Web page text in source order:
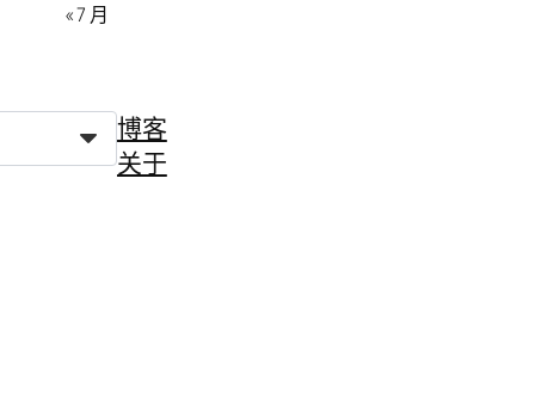
« 7 月
博客
关于